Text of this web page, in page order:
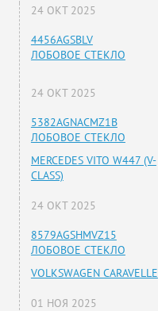
24 ОКТ 2025
4456AGSBLV
ЛОБОВОЕ СТЕКЛО
24 ОКТ 2025
5382AGNACMZ1B
ЛОБОВОЕ СТЕКЛО
MERCEDES VITO W447 (V-
CLASS)
24 ОКТ 2025
8579AGSHMVZ15
ЛОБОВОЕ СТЕКЛО
VOLKSWAGEN CARAVELLE
01 НОЯ 2025